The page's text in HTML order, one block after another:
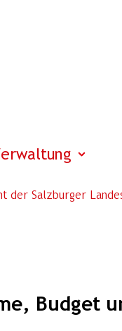
der Salzburger
Budget